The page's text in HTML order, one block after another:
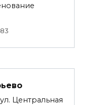
Центральная